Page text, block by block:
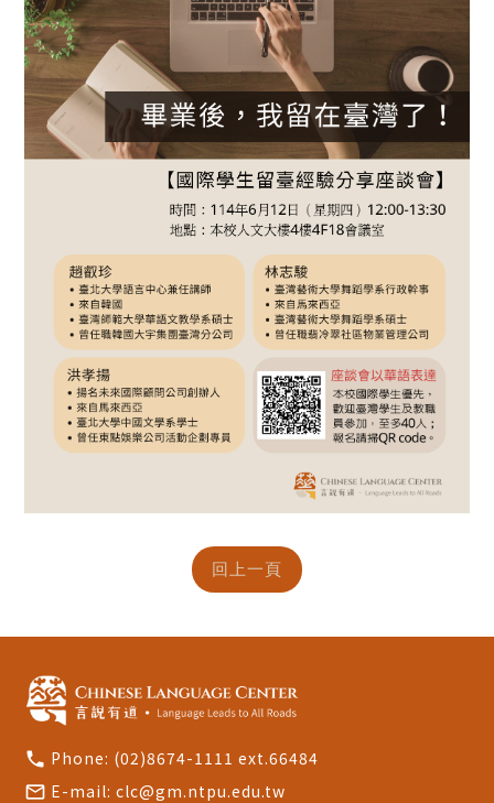
call Phone: (02)8674-1111 ext.66484
mail_outline E-mail:clc@gm.ntpu.edu.tw